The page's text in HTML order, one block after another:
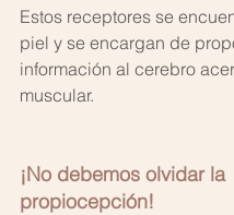
Estos receptores se
piel y se encargan de
información al cerebro
muscular.
¡No debemos olvidar la
propiocepción!